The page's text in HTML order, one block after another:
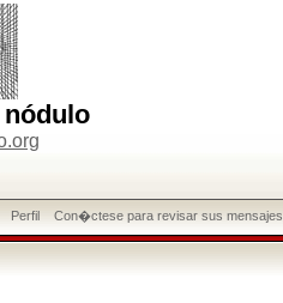
Perfil Con�ctese para revisar sus mensajes